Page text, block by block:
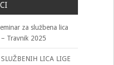
za službena lica
Travnik 2025
LICA LIGE